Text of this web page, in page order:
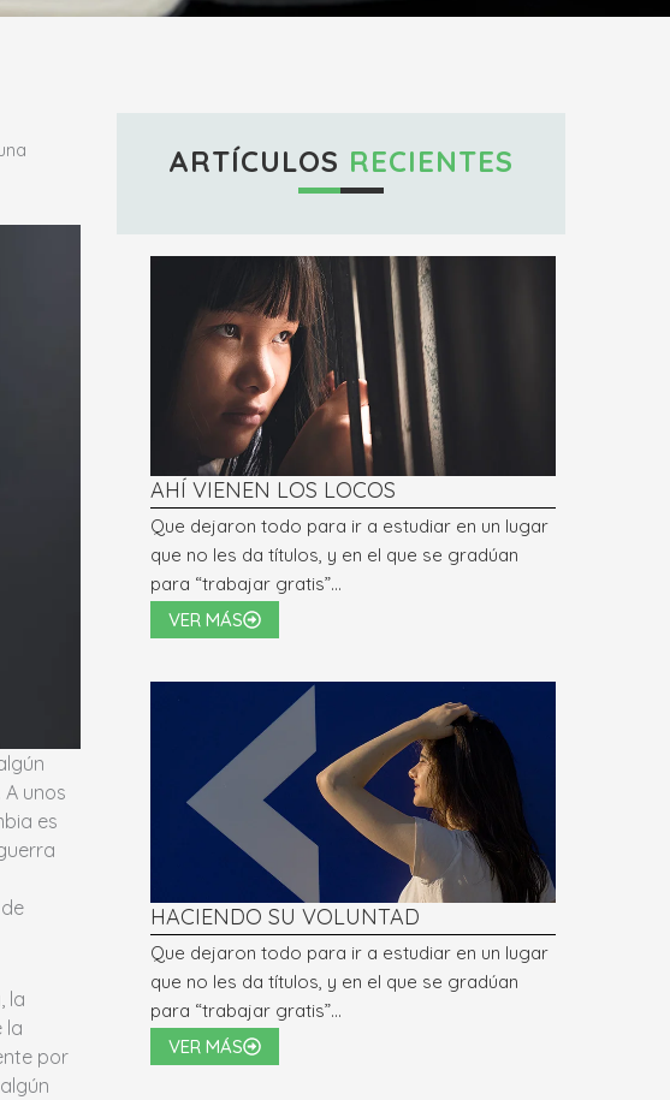
unos
es
la
la
por
ARTÍCULOS RECIENTES
AHÍ VIENEN LOS LOCOS
Que dejaron todo para ir a estudiar en un lugar
que no les da títulos, y en el que se gradúan
para “trabajar gratis”…
VER MÁS
HACIENDO SU VOLUNTAD
Que dejaron todo para ir a estudiar en un lugar
que no les da títulos, y en el que se gradúan
para “trabajar gratis”…
VER MÁS